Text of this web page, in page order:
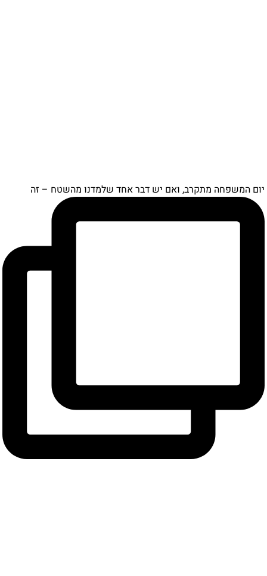
יום המשפחה מתקרב, ואם יש דבר אחד שלמדנו מהשטח – זה